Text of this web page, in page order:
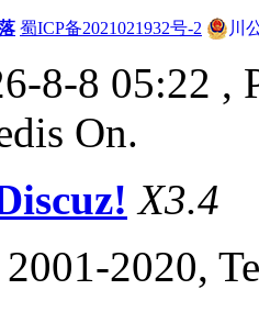
蜀ICP备2021021932号-2 川
8-8 05:22 ,
On.
X3.4
2020,